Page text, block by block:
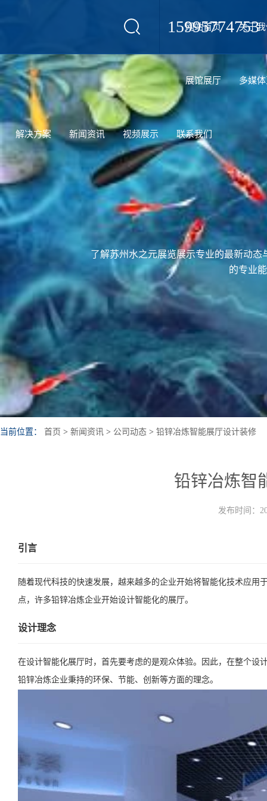
15995774753
网站首页 关于
展馆展厅 多媒
解决方案 新闻资讯 视频展示 联系我们
了解苏州水之元展览展示专业的最新动
的专业
当前位置： 首页 > 新闻资讯 > 公司动态 > 铅锌冶炼智能展厅设计装修
铅锌冶炼智
发布时间：
引言
随着现代科技的快速发展，越来越多的企业开始将智能化技术应
点，许多铅锌冶炼企业开始设计智能化的展厅。
设计理念
在设计智能化展厅时，首先要考虑的是观众体验。因此，在整个
铅锌冶炼企业秉持的环保、节能、创新等方面的理念。